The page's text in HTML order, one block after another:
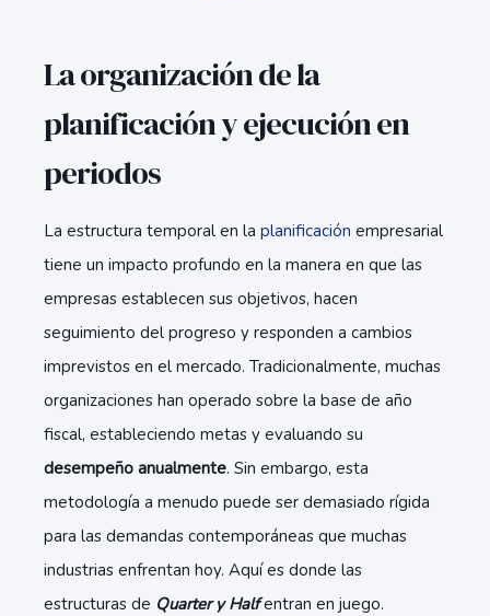
La organización de la
planificación y ejecución en
periodos
La estructura temporal en la planificación empresarial
tiene un impacto profundo en la manera en que las
empresas establecen sus objetivos, hacen
seguimiento del progreso y responden a cambios
imprevistos en el mercado. Tradicionalmente, muchas
organizaciones han operado sobre la base de año
fiscal, estableciendo metas y evaluando su
desempeño anualmente. Sin embargo, esta
metodología a menudo puede ser demasiado rígida
para las demandas contemporáneas que muchas
industrias enfrentan hoy. Aquí es donde las
estructuras de Quarter y Halfentran en juego.